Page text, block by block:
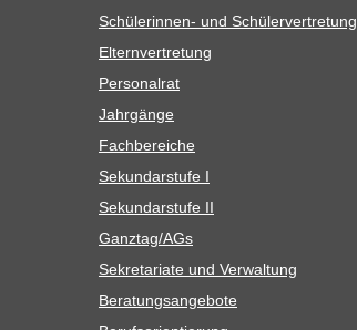
Schü­le­rin­nen- und Schülervertretung
Eltern­ver­tre­tung
Per­so­nal­rat
Jahr­gänge
Fach­be­rei­che
Sekun­dar­stufe I
Sekun­dar­stufe II
Ganztag/​​AGs
Sekre­ta­riate und Verwaltung
Bera­tungs­an­ge­bote